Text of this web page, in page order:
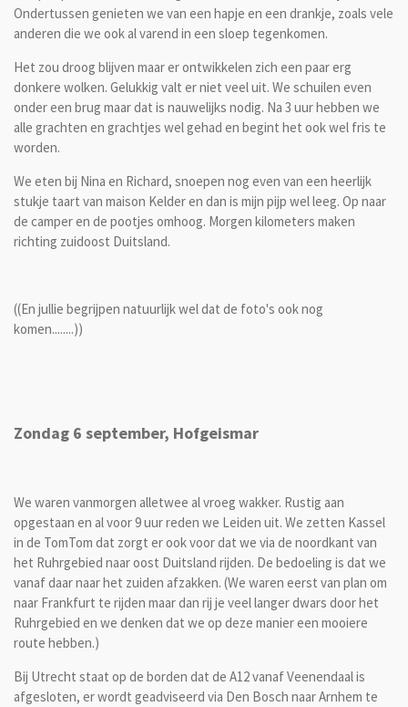
Ondertussen genieten we van een hapje en een drankje, zoals vele
anderen die we ook al varend in een sloep tegenkomen.
Het zou droog blijven maar er ontwikkelen zich een paar erg
donkere wolken. Gelukkig valt er niet veel uit. We schuilen even
onder een brug maar dat is nauwelijks nodig. Na 3 uur hebben we
alle grachten en grachtjes wel gehad en begint het ook wel fris te
worden.
We eten bij Nina en Richard, snoepen nog even van een heerlijk
stukje taart van maison Kelder en dan is mijn pijp wel leeg. Op naar
de camper en de pootjes omhoog. Morgen kilometers maken
richting zuidoost Duitsland.
((En jullie begrijpen natuurlijk wel dat de foto's ook nog
komen........))
Zondag 6 september, Hofgeismar
We waren vanmorgen alletwee al vroeg wakker. Rustig aan
opgestaan en al voor 9 uur reden we Leiden uit. We zetten Kassel
in de TomTom dat zorgt er ook voor dat we via de noordkant van
het Ruhrgebied naar oost Duitsland rijden. De bedoeling is dat we
vanaf daar naar het zuiden afzakken. (We waren eerst van plan om
naar Frankfurt te rijden maar dan rij je veel langer dwars door het
Ruhrgebied en we denken dat we op deze manier een mooiere
route hebben.)
Bij Utrecht staat op de borden dat de A12 vanaf Veenendaal is
afgesloten, er wordt geadviseerd via Den Bosch naar Arnhem te